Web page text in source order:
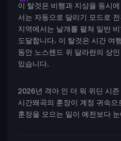
이 탈것은 비행과 지상을 동시
서는 자동으로 달리기 모드로
지역에서는 날개를 펼쳐 일반
도달합니다. 이 탈것은 시간 여
동안 노스렌드 위 달라란의 상
있습니다.
2026년 격아 인 더 워 위딘 시
시간왜곡의 훈장이 계정 귀속
훈장을 모으는 일이 예전보다